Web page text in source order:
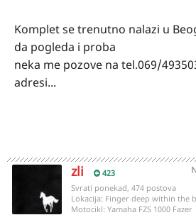
Komplet se trenutno nalazi u
da pogleda i proba
neka me pozove na tel.069/
adresi...
zli 423
Svrati ponekad, 474 postova
Lokacija: Finger deep within the
Motocikl: Yamaha FZS 1000 Fazer